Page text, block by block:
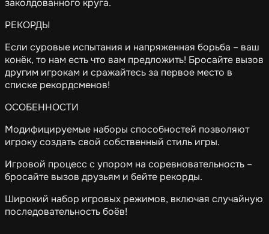
заколдованного круга.
РЕКОРДЫ
Если суровые испытания и напряженная борьба – ваш
конёк, то нам есть что вам предложить! Бросайте вызов
другим игрокам и сражайтесь за первое место в
списке рекордсменов!
ОСОБЕННОСТИ
Модифицируемые наборы способностей позволяют
игроку создать свой собственный стиль игры.
Игровой процесс с упором на соревновательность –
бросайте вызов друзьям и бейте рекорды.
Широкий набор игровых режимов, включая случайную
последовательность боёв!